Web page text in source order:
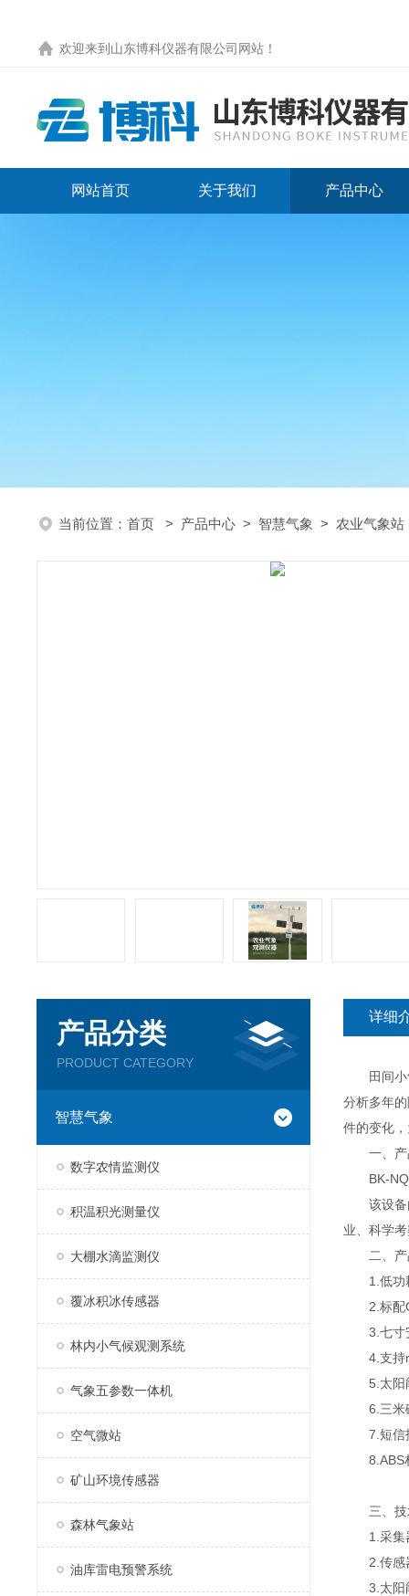
欢迎来到 山东博科仪器有限公司网站 ！
网站首页 关于我们 产品中心
当前位置： 首页 > 产品中心 > 智慧气象 > 农业气象站
产品分类
PRODUCT CATEGORY
智慧气象
数字农情监测仪
积温积光测量仪
大棚水滴监测仪
覆冰积冰传感器
林内小气候观测系统
气象五参数一体机
空气微站
矿山环境传感器
森林气象站
油库雷电预警系统
详细
田间小气
分析多年
件的变化
一、产
BK-
该设备由
业、科学
二、产
1.低功耗
2.标配
3.七寸安
4.支持
5.太阳能
6.三米碳
7.短信报
8.ABS材
三、技
1.采集器
2.传感器
3.太阳能